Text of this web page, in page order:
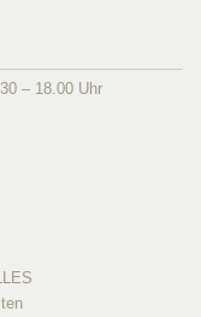
– 18.00 Uhr